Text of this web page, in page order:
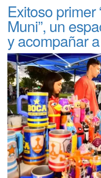
Exitoso primer
Muni”, un
y acompañar